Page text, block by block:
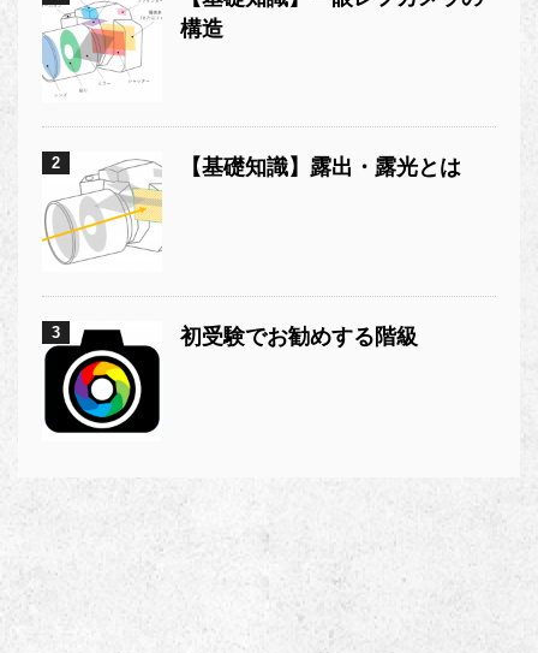
構造
2 【基礎知識】露出・露光とは
3 初受験でお勧めする階級